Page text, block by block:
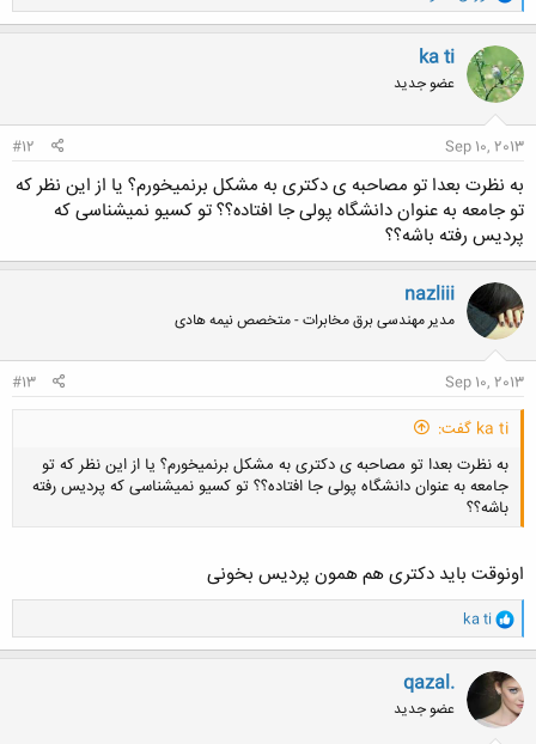
ا
ک
ن
ش
ه
ا
ka ti
عضو جدید
Sep 10, 2013
#12
به نظرت بعدا تو مصاحبه ی دکتری به مشکل برنمیخورم؟ یا از این نظر که
تو جامعه به عنوان دانشگاه پولی جا افتاده؟؟ تو کسیو نمیشناسی که
پردیس رفته باشه؟؟
nazliii
مدیر مهندسی برق مخابرات - متخصص نیمه هادی
Sep 10, 2013
#13
ka ti گفت:
به نظرت بعدا تو مصاحبه ی دکتری به مشکل برنمیخورم؟ یا از این نظر که تو
جامعه به عنوان دانشگاه پولی جا افتاده؟؟ تو کسیو نمیشناسی که پردیس رفته
باشه؟؟
اونوقت باید دکتری هم همون پردیس بخونی
و
ا
ک
ن
ه
ا
ka ti
qazal.
عضو جدید